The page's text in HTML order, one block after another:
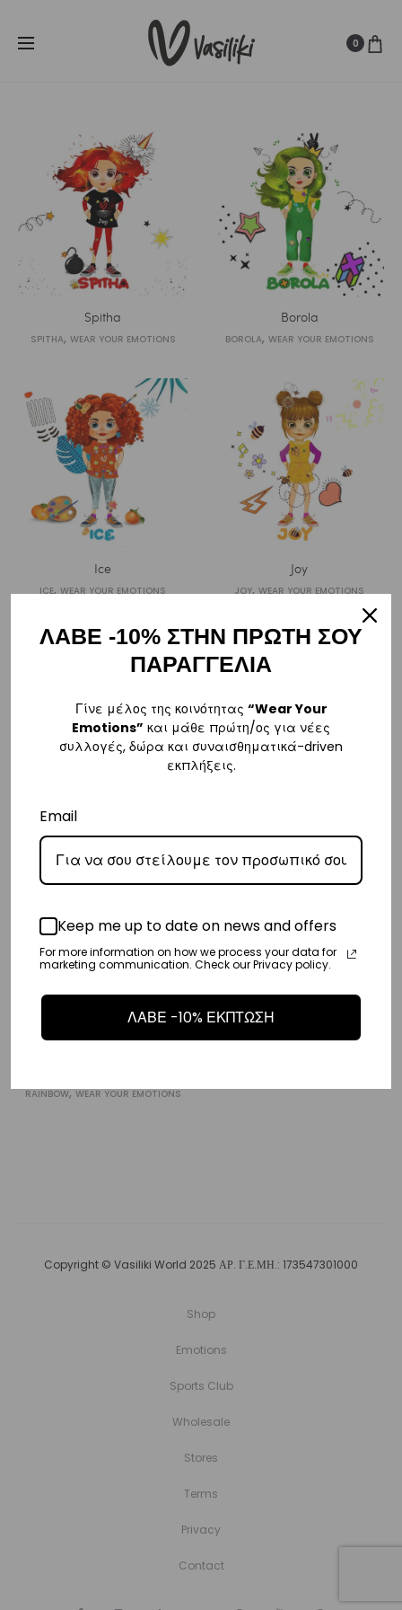
των
80€ 0
Spitha
SPITHA, WEAR YOUR EMOTIONS
Borola
BOROLA, WEAR YOUR EMOTIONS
Ice
ICE,WEAR YOUR EMOTIONS
Joy
JOY,WEAR YOUR EMOTIONS
BLUE , , WEAR YOUR EMOTIONS
RAINBOW,WEAR YOUR EMOTIONS
Copyright © Vasiliki World 2025 ΑΡ. Γ.Ε.ΜΗ.: 173547301000
Shop
Emotions
Sports Club
Wholesale
Stores
Terms
Privacy
Contact
ΛΑΒΕ -10% ΣΤΗΝ ΠΡΩΤΗ ΣΟΥ
ΠΑΡΑΓΓΕΛΙΑ
Γίνε μέλος της κοινότητας “Wear Your
Emotions” και μάθε πρώτη/ος για νέες
συλλογές, δώρα και συναισθηματικά-driven
εκπλήξεις.
Email
Keep me up to date on news and offers
For more information on how we process your data for
marketing communication. Check our Privacy policy.
ΛΑΒΕ -10% ΕΚΠΤΩΣΗ